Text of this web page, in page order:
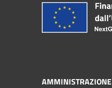
AMMINISTRAZIONE